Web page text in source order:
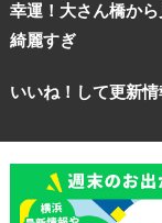
幸運！大さん橋か
綺麗すぎ
いいね！して更新情